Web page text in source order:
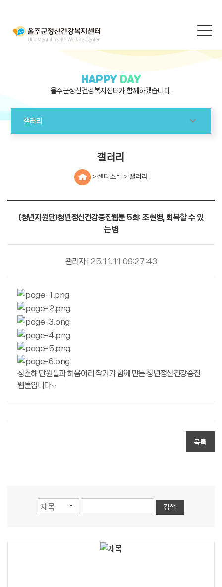
HAPPY DAY
울주군정신건강복지센터가 함께하겠습니다.
갤러리
갤러리
> 센터소식 > 갤러리
(청년지원단)청년정신건강증진웹툰 5화: 조현병, 회복할 수 있
는 병
관리자| 25.11.11 09:27:43
청춘해 단원들과 히욤어리 작가가 함께 만든 청년정신건강증진
웹툰입니다~